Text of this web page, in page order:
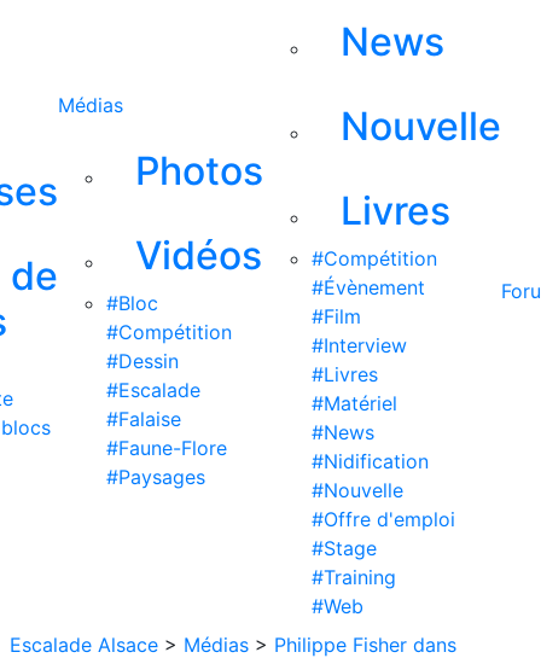
de
Médias
Photos
Vidéos
#Bloc
#Compétition
#Dessin
#Escalade
#Falaise
#Faune-Flore
#Paysages
News
Nouvelle
Livres
#Compétition
#Évènement
#Film
#Interview
#Livres
#Matériel
#News
#Nidification
#Nouvelle
#Offre d'emploi
#Stage
#Training
#Web
Escalade Alsace > Médias > Philippe Fisher dans